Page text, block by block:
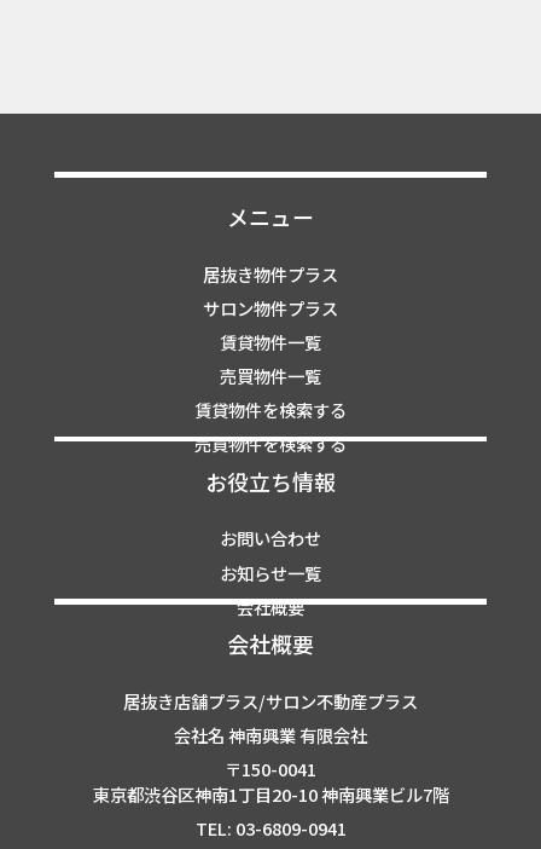
メニュー
居抜き物件プラス
サロン物件プラス
賃貸物件一覧
売買物件一覧
賃貸物件を検索する
売買物件を検索する
お役立ち情報
お問い合わせ
お知らせ一覧
会社概要
会社概要
居抜き店舗プラス/サロン不動産プラス
会社名 神南興業 有限会社
〒150-0041
東京都渋谷区神南1丁目20-10 神南興業ビル7階
TEL: 03-6809-0941